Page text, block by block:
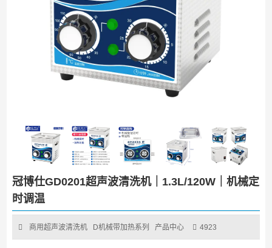
冠博仕GD0201超声波清洗机｜1.3L/120W｜机械定
时调温
商用超声波清洗机 D机械带加热系列 产品中心 4923